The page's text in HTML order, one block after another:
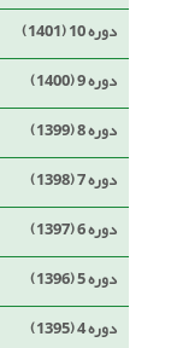
دوره 10 (1401)
دوره 9 (1400)
دوره 8 (1399)
دوره 7 (1398)
دوره 6 (1397)
دوره 5 (1396)
دوره 4 (1395)